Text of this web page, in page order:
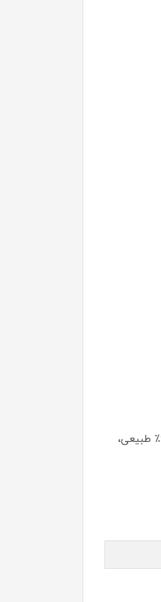
اگر به دنبال موهایی پرحجم، درخشان و سبک بدون سنگینی یا زیبایی مصنوعی هستید، اسپری حجم دهنده فیتو انتخاب بی‌نقصِ شماست. با ترکیبات ۹۳٪ طبیعی،